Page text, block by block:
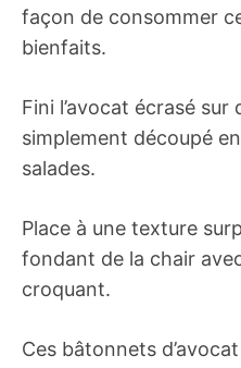
façon de consommer
bienfaits.
Fini l’avocat écrasé sur
simplement découpé
salades.
Place à une texture
fondant de la chair
croquant.
Ces bâtonnets